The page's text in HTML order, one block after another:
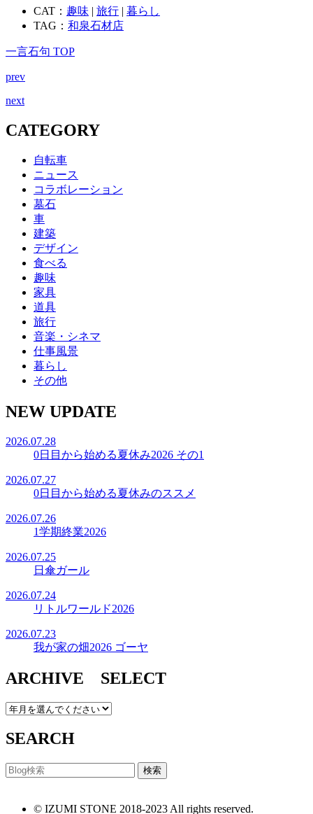
CAT： 趣味 | 旅行 | 暮らし
TAG： 和泉石材店
一言石句 TOP
prev
next
CATEGORY
自転車
ニュース
コラボレーション
墓石
車
建築
デザイン
食べる
趣味
家具
道具
旅行
音楽・シネマ
仕事風景
暮らし
その他
NEW UPDATE
2026.07.28
0日目から始める夏休み2026 その1
2026.07.27
0日目から始める夏休みのススメ
2026.07.26
1学期終業2026
2026.07.25
日傘ガール
2026.07.24
リトルワールド2026
2026.07.23
我が家の畑2026 ゴーヤ
ARCHIVE SELECT
SEARCH
© IZUMI STONE 2018-2023 All rights reserved.